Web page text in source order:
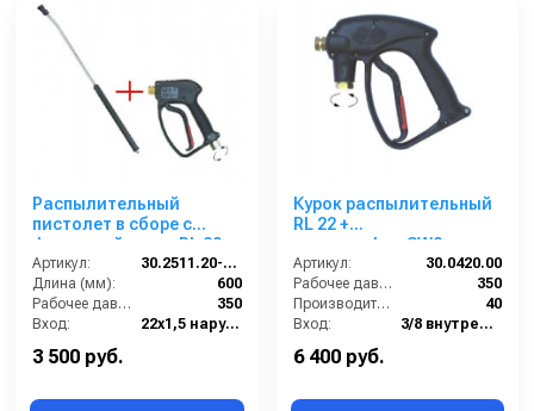
Распылительный
пистолет в сборе с
форсункой курок RL 30 +
поворот.фит.SМ22х1,5ш
600 мм. (Изогнутый)
Артикул:
30.2511.20-600 ZINK PA
Длина (мм):
600
Рабочее давление (бар):
350
Вход:
22х1,5 наружняя резьба вращающаяся
3 500 руб.
Курок распылительный
RL 22 +
поворот.фит.SW8. вход
3/8 г; выход 1/4г.
Артикул:
30.0420.00
Рабочее давление (бар):
350
Производительность (л/мин):
40
Вход:
3/8 внутренняя резьба вращающаяся
6 400 руб.